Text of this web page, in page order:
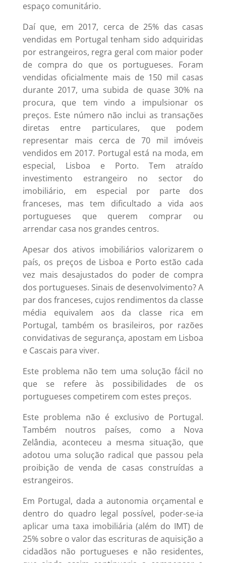
espaço comunitário.
Daí que, em 2017, cerca de 25% das casas
vendidas em Portugal tenham sido adquiridas
por estrangeiros, regra geral com maior poder
de compra do que os portugueses. Foram
vendidas oficialmente mais de 150 mil casas
durante 2017, uma subida de quase 30% na
procura, que tem vindo a impulsionar os
preços. Este número não inclui as transações
diretas entre particulares, que podem
representar mais cerca de 70 mil imóveis
vendidos em 2017. Portugal está na moda, em
especial, Lisboa e Porto. Tem atraído
investimento estrangeiro no sector do
imobiliário, em especial por parte dos
franceses, mas tem dificultado a vida aos
portugueses que querem comprar ou
arrendar casa nos grandes centros.
Apesar dos ativos imobiliários valorizarem o
país, os preços de Lisboa e Porto estão cada
vez mais desajustados do poder de compra
dos portugueses. Sinais de desenvolvimento? A
par dos franceses, cujos rendimentos da classe
média equivalem aos da classe rica em
Portugal, também os brasileiros, por razões
convidativas de segurança, apostam em Lisboa
e Cascais para viver.
Este problema não tem uma solução fácil no
que se refere às possibilidades de os
portugueses competirem com estes preços.
Este problema não é exclusivo de Portugal.
Também noutros países, como a Nova
Zelândia, aconteceu a mesma situação, que
adotou uma solução radical que passou pela
proibição de venda de casas construídas a
estrangeiros.
Em Portugal, dada a autonomia orçamental e
dentro do quadro legal possível, poder-se-ia
aplicar uma taxa imobiliária (além do IMT) de
25% sobre o valor das escrituras de aquisição a
cidadãos não portugueses e não residentes,